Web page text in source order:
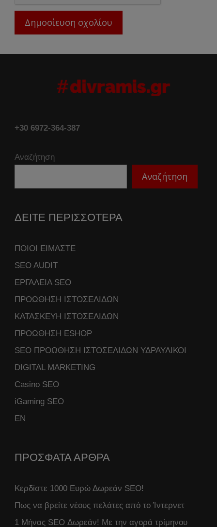
+30 6972-364-387
Αναζήτηση
Αναζήτηση
ΔΕΙΤΕ ΠΕΡΙΣΣΟΤΕΡΑ
ΠΟΙΟΙ ΕΙΜΑΣΤΕ
SEO AUDIT
ΕΡΓΑΛΕΙΑ SEO
ΠΡΟΩΘΗΣΗ ΙΣΤΟΣΕΛΙΔΩΝ
ΚΑΤΑΣΚΕΥΗ ΙΣΤΟΣΕΛΙΔΩΝ
ΠΡΟΩΘΗΣΗ ESHOP
SEO ΠΡΟΩΘΗΣΗ ΙΣΤΟΣΕΛΙΔΩΝ ΥΔΡΑΥΛΙΚΟΙ
DIGITAL MARKETING
Casino SEO
iGaming SEO
ΕΝ
ΠΡΟΣΦΑΤΑ ΑΡΘΡΑ
Κερδίστε 1000 Ευρώ Δωρεάν SEO!
Πως να βρείτε νέους πελάτες από το Ίντερνετ
1 Μήνας SEO Δωρεάν! Με την αγορά τρίμηνου